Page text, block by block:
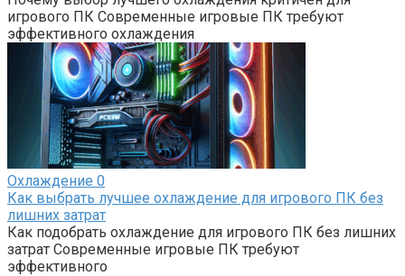
игрового ПК Современные игровые ПК требуют
эффективного охлаждения
Охлаждение 0
Как выбрать лучшее охлаждение для игрового ПК без
лишних затрат
Как подобрать охлаждение для игрового ПК без лишних
затрат Современные игровые ПК требуют
эффективного